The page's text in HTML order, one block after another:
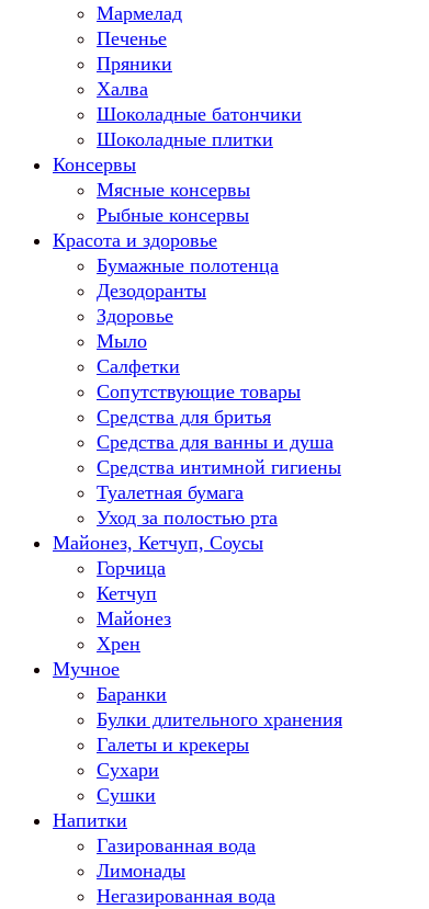
Мармелад
Печенье
Пряники
Халва
Шоколадные батончики
Шоколадные плитки
Консервы
Мясные консервы
Рыбные консервы
Красота и здоровье
Бумажные полотенца
Дезодоранты
Здоровье
Мыло
Салфетки
Сопутствующие товары
Средства для бритья
Средства для ванны и душа
Средства интимной гигиены
Туалетная бумага
Уход за полостью рта
Майонез, Кетчуп, Соусы
Горчица
Кетчуп
Майонез
Хрен
Мучное
Баранки
Булки длительного хранения
Галеты и крекеры
Сухари
Сушки
Напитки
Газированная вода
Лимонады
Негазированная вода